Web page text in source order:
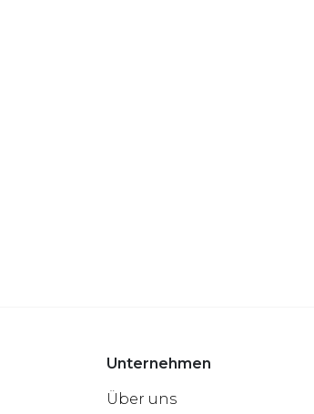
Unternehmen
Über uns